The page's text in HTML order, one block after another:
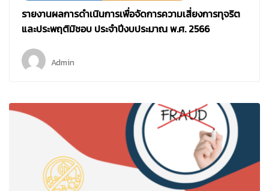
รายงานผลการดำเนินการเพื่อจัดการความเสี่ยงการทุจริต
และประพฤติมิชอบ ประจำปีงบประมาณ พ.ศ. 2566
Admin